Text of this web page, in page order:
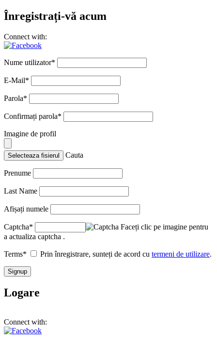
Înregistrați-vă acum
Connect with:
Nume utilizator*
E-Mail*
Parola*
Confirmați parola*
Imagine de profil
Selecteaza fisierul Cauta
Prenume
Last Name
Afișați numele
Captcha*
Faceți clic pe imagine pentru
a actualiza captcha .
Terms* Prin înregistrare, sunteți de acord cu termeni de utilizare.
Logare
Connect with: